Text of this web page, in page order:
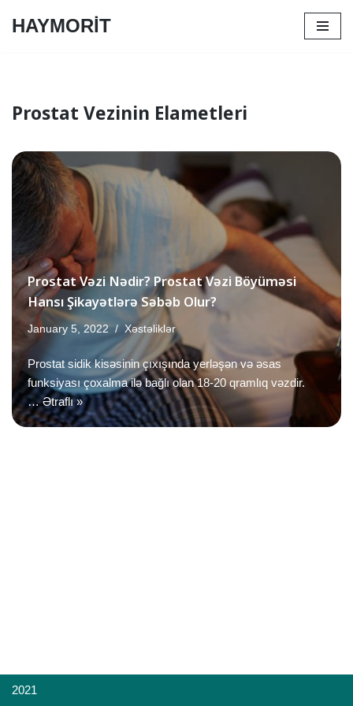
HAYMORİT
Prostat Vezinin Elametleri
Prostat Vəzi Nədir? Prostat Vəzi Böyüməsi
Hansı Şikayətlərə Səbəb Olur?
January 5, 2022 Xəstəliklər
Prostat sidik kisəsinin çıxışında yerləşən və əsas
funksiyası çoxalma ilə bağlı olan 18-20 qramlıq vəzdir.
…Ətraflı »
2021